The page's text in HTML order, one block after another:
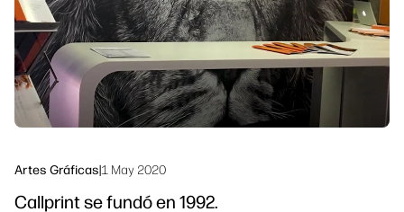
Síguenos
linkedInfacebook
twitteryoutube
Artes Gráficas|1 May 2020
Callprint se fundó en 1992.